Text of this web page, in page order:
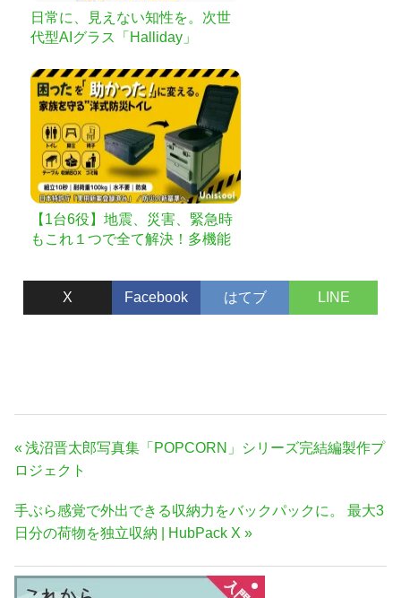
日常に、見えない知性を。次世
代型AIグラス「Halliday」
【1台6役】地震、災害、緊急時
もこれ１つで全て解決！多機能
X Facebook はてブ LINE
投
稿
ビ
ゲ
ー
シ
前
の
事:
浅沼晋太郎写真集「POPCORN」シリーズ完結編製作プ
ロジェクト
次
の
事:
手ぶら感覚で外出できる収納力をバックパックに。 最大3
日分の荷物を独立収納 | HubPack X